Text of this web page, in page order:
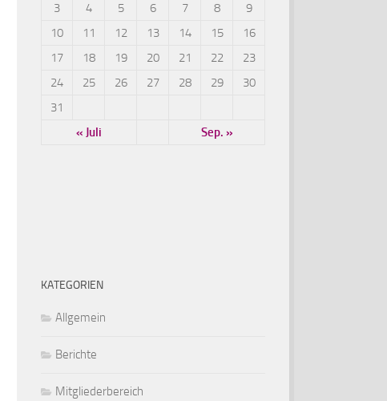
3
4 5 6 7 8
9
10
11 12 13 14 15
16
17
18 19 20 21 22
23
24
25 26 27 28 29
30
31
« Juli
Sep. »
KATEGORIEN
Allgemein
Berichte
Mitgliederbereich